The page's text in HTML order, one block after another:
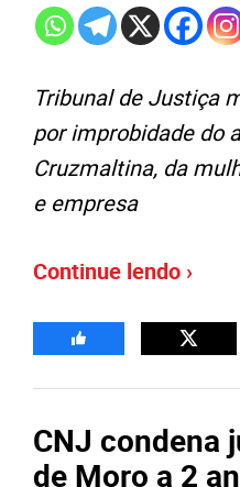
Tribunal de Justiça
por improbidade do
Cruzmaltina, da
e empresa
Continue lendo ›
CNJ condena
de Moro a 2